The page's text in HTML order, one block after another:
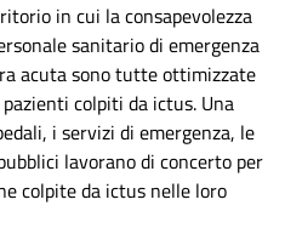
in cui la consapevolezza
sanitario di emergenza
acuta sono tutte ottimizzate
colpiti da ictus. Una
i servizi di emergenza, le
lavorano di concerto per
colpite da ictus nelle loro